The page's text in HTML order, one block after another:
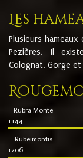
Les
Plusieurs
Pezières. Il
Colognat, Gorge et
Rubra Monte
1144
Rubeimontis
1206